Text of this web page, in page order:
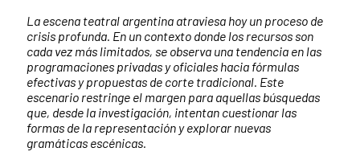
La escena teatral argentina atraviesa hoy un proceso de
crisis profunda. En un contexto donde los recursos son
cada vez más limitados, se observa una tendencia en las
programaciones privadas y oficiales hacia fórmulas
efectivas y propuestas de corte tradicional. Este
escenario restringe el margen para aquellas búsquedas
que, desde la investigación, intentan cuestionar las
formas de la representación y explorar nuevas
gramáticas escénicas.